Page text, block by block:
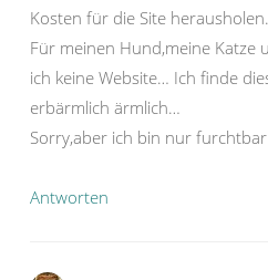
Kosten für die Site herausholen.
Für meinen Hund,meine Katze
ich keine Website… Ich finde
erbärmlich ärmlich…
Sorry,aber ich bin nur
Antworten